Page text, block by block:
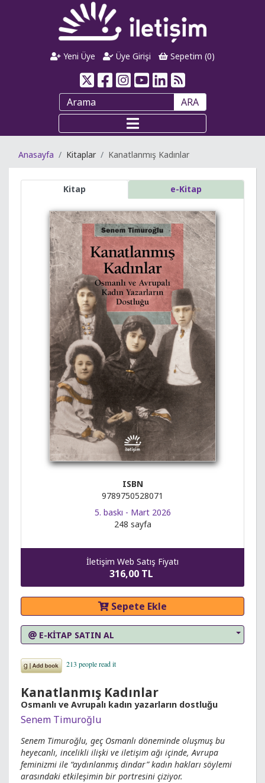
Yeni Üye Üye Girişi Sepetim (0)
ARA
Anasayfa Kitaplar Kanatlanmış Kadınlar
Kitap e-Kitap
ISBN
9789750528071
5. baskı - Mart 2026
248 sayfa
İletişim Web Satış Fiyatı
316,00 TL
Sepete Ekle
E-KİTAP SATIN AL
Kanatlanmış Kadınlar
Osmanlı ve Avrupalı kadın yazarların dostluğu
Senem Timuroğlu
Senem Timuroğlu, geç Osmanlı döneminde oluşmuş bu
heyecanlı, incelikli ilişki ve iletişim ağı içinde, Avrupa
feminizmi ile “aydınlanmış dindar” kadın hakları söylemi
arasındaki etkileşimin bir portresini çiziyor.